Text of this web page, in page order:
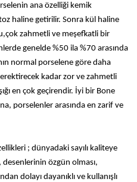
ana özelliği kemik
haline getirilir. Sonra kül haline
zahmetli ve meşefkatli bir
genelde %50 ila %70 arasında
normal porselene göre daha
kadar zor ve zahmetli
en çok geçirendir. İyi bir Bone
porselenler arasında en zarif ve
; dünyadaki sayılı kaliteye
desenlerinin özgün olması,
dolayı dayanıklı ve kullanışlı